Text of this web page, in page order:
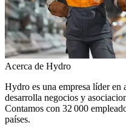
Acerca de Hydro
Hydro es una empresa líder en
desarrolla negocios y
Contamos con 32 000
países.